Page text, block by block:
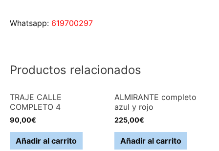
Whatsapp: 619700297
Productos relacionados
TRAJE CALLE
COMPLETO 4
90,00€
Añadir al carrito
ALMIRANTE completo
azul y rojo
225,00€
Añadir al carrito